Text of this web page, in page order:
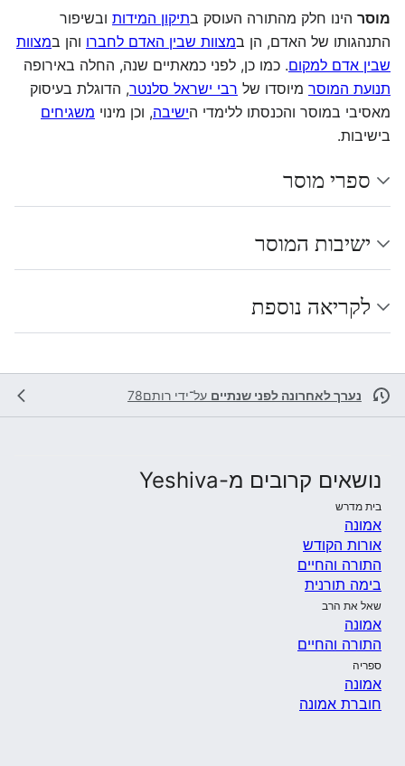
מוסר הינו חלק מהתורה העוסק בתיקון המידות ובשיפור
התנהגותו של האדם, הן במצוות שבין האדם לחברו והן במצוות
שבין אדם למקום. כמו כן, לפני כמאתיים שנה, החלה באירופה
תנועת המוסר מיוסדו של רבי ישראל סלנטר, הדוגלת בעיסוק
מאסיבי במוסר והכנסתו ללימדי הישיבה, וכן מינוי משגיחים
בישיבות.
ספרי מוסר
ישיבות המוסר
לקריאה נוספת
נערך לאחרונה לפני שנתיים על־ידי רותם78
נושאים קרובים מ-Yeshiva
בית מדרש
אמונה
אורות הקודש
התורה והחיים
בימה תורנית
שאל את הרב
אמונה
התורה והחיים
ספריה
אמונה
חוברת אמונה